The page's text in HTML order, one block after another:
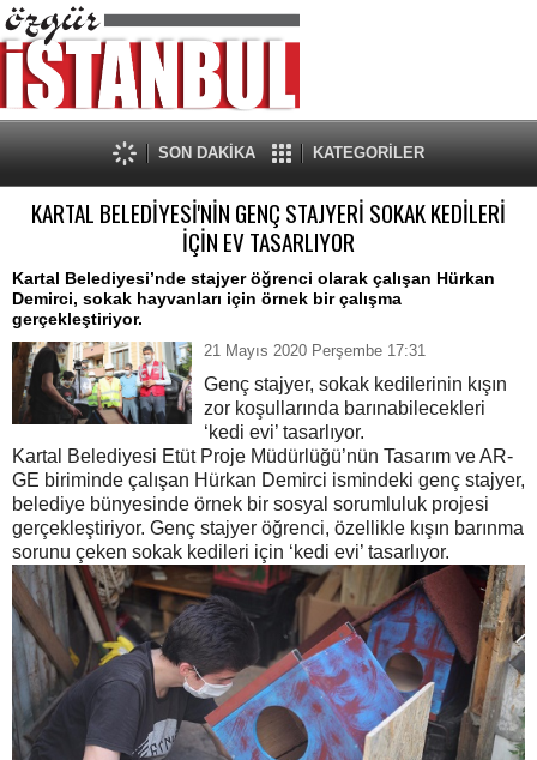
SON DAKİKA KATEGORİLER
KARTAL BELEDİYESİ'NİN GENÇ STAJYERİ SOKAK KEDİLERİ
İÇİN EV TASARLIYOR
Kartal Belediyesi’nde stajyer öğrenci olarak çalışan Hürkan
Demirci, sokak hayvanları için örnek bir çalışma
gerçekleştiriyor.
21 Mayıs 2020 Perşembe 17:31
Genç stajyer, sokak kedilerinin kışın
zor koşullarında barınabilecekleri
‘kedi evi’ tasarlıyor.
Kartal Belediyesi Etüt Proje Müdürlüğü’nün Tasarım ve AR-
GE biriminde çalışan Hürkan Demirci ismindeki genç stajyer,
belediye bünyesinde örnek bir sosyal sorumluluk projesi
gerçekleştiriyor. Genç stajyer öğrenci, özellikle kışın barınma
sorunu çeken sokak kedileri için ‘kedi evi’ tasarlıyor.